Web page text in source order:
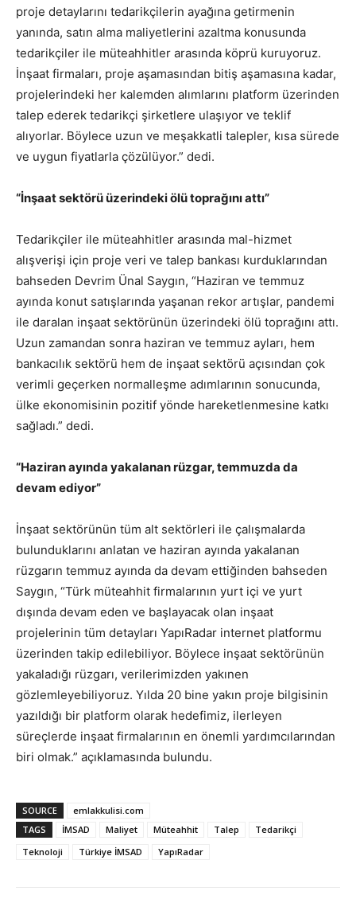
proje detaylarını tedarikçilerin ayağına getirmenin
yanında, satın alma maliyetlerini azaltma konusunda
tedarikçiler ile müteahhitler arasında köprü kuruyoruz.
İnşaat firmaları, proje aşamasından bitiş aşamasına kadar,
projelerindeki her kalemden alımlarını platform üzerinden
talep ederek tedarikçi şirketlere ulaşıyor ve teklif
alıyorlar. Böylece uzun ve meşakkatli talepler, kısa sürede
ve uygun fiyatlarla çözülüyor.” dedi.
“İnşaat sektörü üzerindeki ölü toprağını attı”
Tedarikçiler ile müteahhitler arasında mal-hizmet
alışverişi için proje veri ve talep bankası kurduklarından
bahseden Devrim Ünal Saygın, “Haziran ve temmuz
ayında konut satışlarında yaşanan rekor artışlar, pandemi
ile daralan inşaat sektörünün üzerindeki ölü toprağını attı.
Uzun zamandan sonra haziran ve temmuz ayları, hem
bankacılık sektörü hem de inşaat sektörü açısından çok
verimli geçerken normalleşme adımlarının sonucunda,
ülke ekonomisinin pozitif yönde hareketlenmesine katkı
sağladı.” dedi.
“Haziran ayında yakalanan rüzgar, temmuzda da
devam ediyor”
İnşaat sektörünün tüm alt sektörleri ile çalışmalarda
bulunduklarını anlatan ve haziran ayında yakalanan
rüzgarın temmuz ayında da devam ettiğinden bahseden
Saygın, “Türk müteahhit firmalarının yurt içi ve yurt
dışında devam eden ve başlayacak olan inşaat
projelerinin tüm detayları YapıRadar internet platformu
üzerinden takip edilebiliyor. Böylece inşaat sektörünün
yakaladığı rüzgarı, verilerimizden yakınen
gözlemleyebiliyoruz. Yılda 20 bine yakın proje bilgisinin
yazıldığı bir platform olarak hedefimiz, ilerleyen
süreçlerde inşaat firmalarının en önemli yardımcılarından
biri olmak.” açıklamasında bulundu.
SOURCE
emlakkulisi.com
TAGS
İMSAD Maliyet Müteahhit Talep
Tedarikçi
Teknoloji
Türkiye İMSAD YapıRadar